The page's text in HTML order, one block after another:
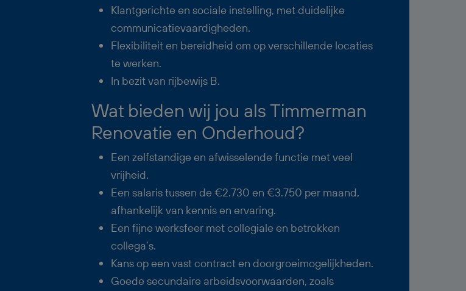
Klantgerichte en sociale instelling, met duidelijke
communicatievaardigheden.
Flexibiliteit en bereidheid om op verschillende locaties
te werken.
In bezit van rijbewijs B.
Wat bieden wij jou als Timmerman
Renovatie en Onderhoud?
Een zelfstandige en afwisselende functie met veel
vrijheid.
Een salaris tussen de €2.730 en €3.750 per maand,
afhankelijk van kennis en ervaring.
Een fijne werksfeer met collegiale en betrokken
collega’s.
Kans op een vast contract en doorgroeimogelijkheden.
Goede secundaire arbeidsvoorwaarden, zoals